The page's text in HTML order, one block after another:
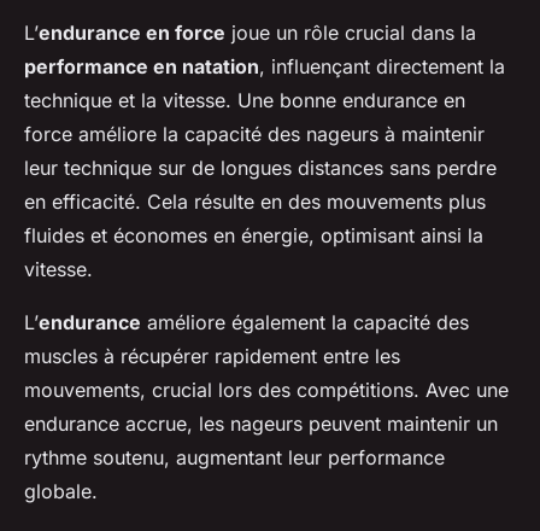
Jules•12 avril 2025•5 min de lecture
L’endurance en force joue un rôle crucial dans la
performance en natation, influençant directement la
technique et la vitesse. Une bonne endurance en
force améliore la capacité des nageurs à maintenir
leur technique sur de longues distances sans perdre
en efficacité. Cela résulte en des mouvements plus
fluides et économes en énergie, optimisant ainsi la
vitesse.
L’endurance améliore également la capacité des
muscles à récupérer rapidement entre les
mouvements, crucial lors des compétitions. Avec une
endurance accrue, les nageurs peuvent maintenir un
rythme soutenu, augmentant leur performance
globale.